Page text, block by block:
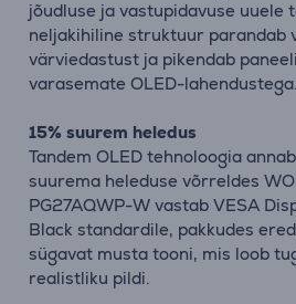
jõudluse ja vastupidavuse uuele
neljakihiline struktuur parandab
värviedastust ja pikendab
varasemate OLED-lahendustega.
15% suurem heledus
Tandem OLED tehnoloogia
suurema heleduse võrreldes
PG27AQWP-W vastab VESA
Black standardile, pakkudes
sügavat musta tooni, mis loob
realistliku pildi.